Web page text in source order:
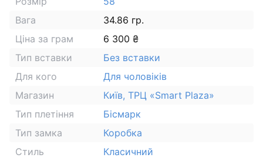
Вага
34.86 гр.
Ціна за грам
6 300 ₴
Тип вставки
Без вставки
Для кого
Для чоловіків
Магазин
Київ, ТРЦ «Smart Plaza»
Тип плетіння
Бісмарк
Тип замка
Коробка
Стиль
Класичний